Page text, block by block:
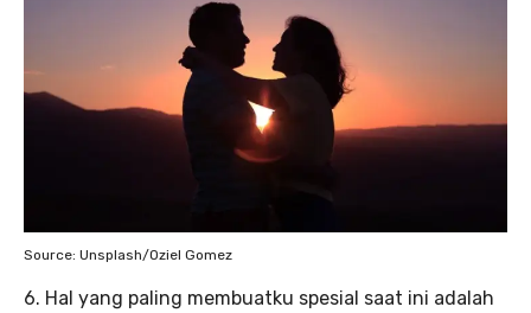
Source: Unsplash/Oziel Gomez
6. Hal yang paling membuatku spesial saat ini adalah